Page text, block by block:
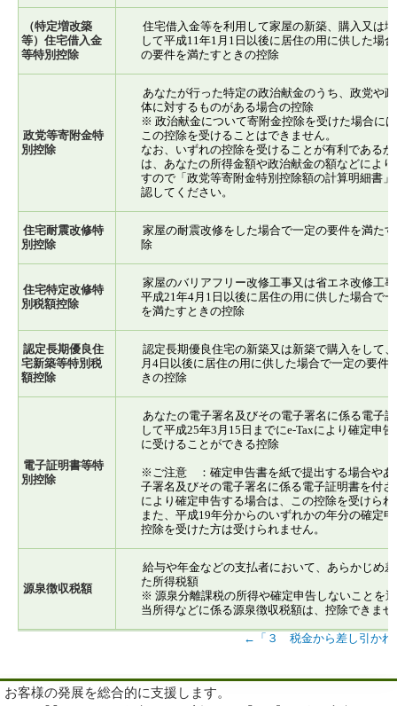
（特定増改築
等）住宅借入金
等特別控除
住宅借入金等を利用して家屋の新築、購入又は
して平成11年1月1日以後に居住の用に供した場
の要件を満たすときの控除
政党等寄附金特
別控除
あなたが行った特定の政治献金のうち、政党や
体に対するものがある場合の控除
※ 政治献金について寄附金控除を受けた場合に
この控除を受けることはできません。
なお、いずれの控除を受けることが有利である
は、あなたの所得金額や政治献金の額などによ
すので「政党等寄附金特別控除額の計算明細書
認してください。
住宅耐震改修特
別控除
家屋の耐震改修をした場合で一定の要件を満た
除
住宅特定改修特
別税額控除
家屋のバリアフリー改修工事又は省エネ改修工
平成21年4月1日以後に居住の用に供した場合で
を満たすときの控除
認定長期優良住
宅新築等特別税
額控除
認定長期優良住宅の新築又は新築で購入をして
月4日以後に居住の用に供した場合で一定の要件
きの控除
電子証明書等特
別控除
あなたの電子署名及びその電子署名に係る電子
して平成25年3月15日までにe-Taxにより確定申
に受けることができる控除
※ご注意 ：確定申告書を紙で提出する場合やあ
子署名及びその電子署名に係る電子証明書を付さ
により確定申告する場合は、この控除を受けら
また、平成19年分からのいずれかの年分の確定
控除を受けた方は受けられません。
源泉徴収税額
給与や年金などの支払者において、あらかじめ
た所得税額
※ 源泉分離課税の所得や確定申告しないことを
当所得などに係る源泉徴収税額は、控除できませ
←「３ 税金から差し引かれ
お客様の発展を総合的に支援します。